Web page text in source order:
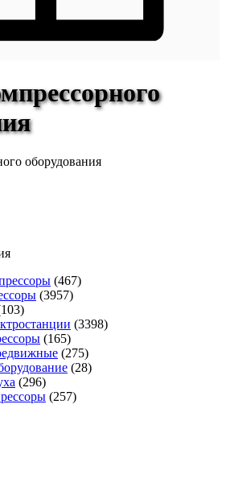
(467)
(3957)
(3398)
(165)
(275)
(28)
(296)
(257)